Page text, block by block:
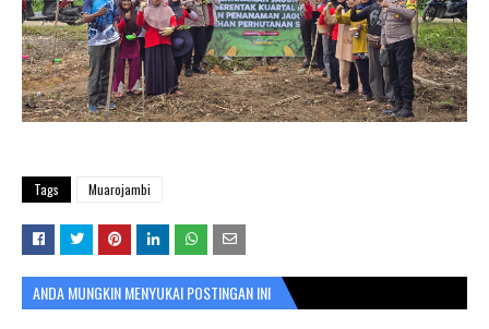
Tags Muarojambi
ANDA MUNGKIN MENYUKAI POSTINGAN INI